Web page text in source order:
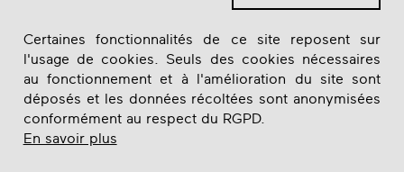
Certaines fonctionnalités de ce site reposent sur
l'usage de cookies. Seuls des cookies nécessaires
au fonctionnement et à l'amélioration du site sont
déposés et les données récoltées sont anonymisées
conformément au respect du RGPD.
En savoir plus